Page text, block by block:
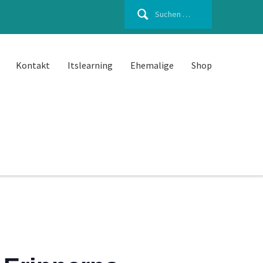
Suchen
Kontakt Itslearning Ehemalige Shop